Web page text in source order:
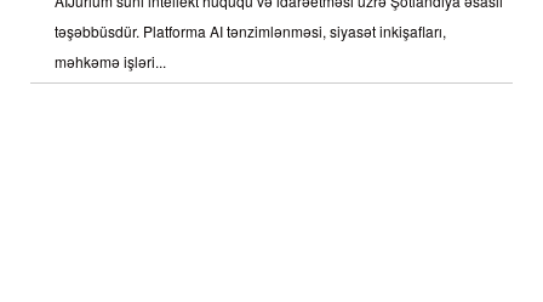
təşəbbüsdür. Platforma AI tənzimlənməsi, siyasət inkişafları,
məhkəmə işləri...